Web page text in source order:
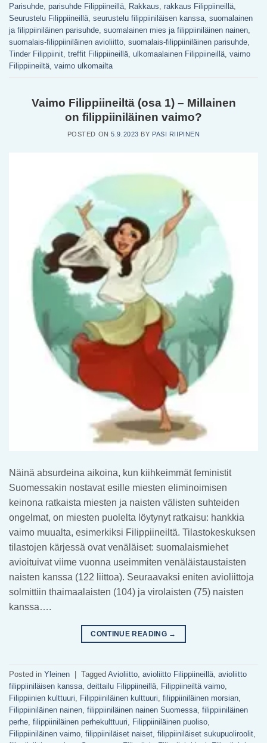
Parisuhde, parisuhde Filippiineillä, Rakkaus, rakkaus Filippiineillä,
Seurustelu Filippiineillä, seurustelu filippiiniläisen kanssa, suomalainen
ja filippiiniläinen parisuhde, suomalainen mies ja filippiiniläinen nainen,
suomalais-filippiiniläinen avioliitto, suomalais-filippiiniläinen parisuhde,
Tinder Filippiinit, treffit Filippiineillä, ulkomaalainen Filippiineillä, vaimo
Filippiineiltä, vaimo ulkomailta
Vaimo Filippiineiltä (osa 1) – Millainen
on filippiiniläinen vaimo?
POSTED ON5.9.2023 BY PASI RIIPINEN
Näinä absurdeina aikoina, kun kiihkeimmät feministit
Suomessakin nostavat esille miesten eliminoimisen
keinona ratkaista miesten ja naisten välisten suhteiden
ongelmat, on miesten puolelta löytynyt ratkaisu: hankkia
vaimo muualta, esimerkiksi Filippiineiltä. Tilastokeskuksen
tilastojen kärjessä ovat venäläiset: suomalaismiehet
avioituivat viime vuonna useimmiten venäläistaustaisten
naisten kanssa (122 liittoa). Seuraavaksi eniten avioliittoja
solmittiin thaimaalaisten (104) ja virolaisten (75) naisten
kanssa….
CONTINUE READING →
Posted in Yleinen Tagged Avioliitto, avioliitto Filippiineillä, avioliitto
filippiiniläisen kanssa, deittailu Filippiineillä, Filippiineiltä vaimo,
Filippiinien kulttuuri, Filippiiniläinen kulttuuri, filippiiniläinen morsian,
Filippiiniläinen nainen, filippiiniläinen nainen Suomessa, filippiiniläinen
perhe, filippiiniläinen perhekulttuuri, Filippiiniläinen puoliso,
Filippiiniläinen vaimo, filippiiniläiset naiset, filippiiniläiset sukupuoliroolit,